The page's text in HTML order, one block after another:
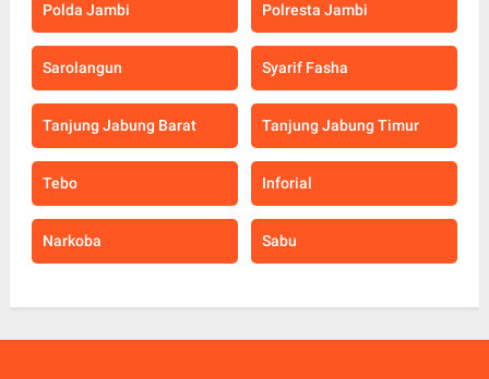
Polda Jambi Polresta Jambi
Sarolangun Syarif Fasha
Tanjung Jabung Barat Tanjung Jabung Timur
Tebo Inforial
Narkoba Sabu